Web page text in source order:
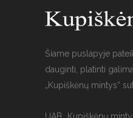
Šiame puslapyje
dauginti, platinti
„Kupiškėnų mintys“